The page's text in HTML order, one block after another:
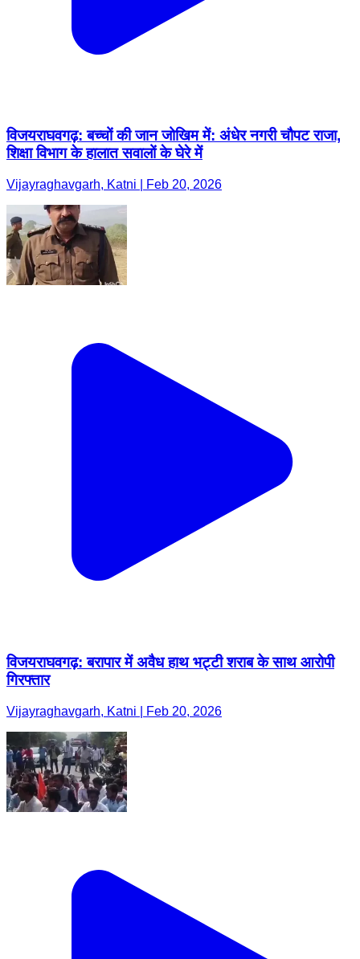
विजयराघवगढ़: बच्चों की जान जोखिम में: अंधेर नगरी चौपट राजा,
शिक्षा विभाग के हालात सवालों के घेरे में
Vijayraghavgarh, Katni | Feb 20, 2026
विजयराघवगढ़: बरापार में अवैध हाथ भट्टी शराब के साथ आरोपी
गिरफ्तार
Vijayraghavgarh, Katni | Feb 20, 2026